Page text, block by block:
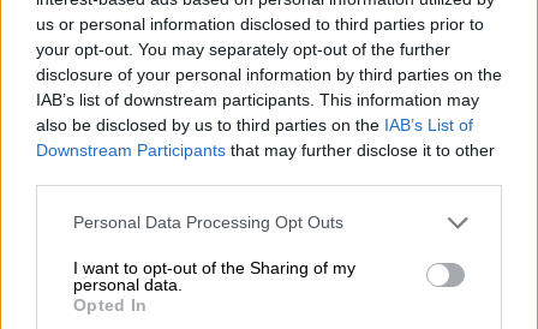
us or personal information disclosed to third parties prior to
your opt-out. You may separately opt-out of the further
disclosure of your personal information by third parties on the
IAB’s list of downstream participants. This information may
also be disclosed by us to third parties on the IAB’s List of
Downstream Participants that may further disclose it to other
Please note that this website/app uses one or more Google
not limited to your visit or usage behaviour. You may click to
grant or deny consent to Google and its third-party tags to
use your data for below specified purposes in below Google
Personal Data Processing Opt Outs
I want to opt-out of the Sharing of my
personal data.
Opted In
Οι δυο τους συνελήφθησαν από
αστυνομικούς της Διεύθυνσης Άμεσης
Δράσης Θεσσαλονίκης πρωινές ώρες χθες
καθώς ο 70χρονος εντοπίσθηκε σε Ι.Χ.Ε.
απαντήσεις σε θέματα εξετάσεων που
συμμετείχε ο τελευταίος, για την απόκτηση
άδειας επαγγέλματος οδικού μεταφορέα